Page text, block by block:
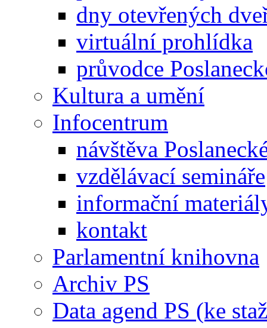
dny otevřených
virtuální prohlídka
průvodce
Kultura a umění
Infocentrum
návštěva
vzdělávací semináře
informační
kontakt
Parlamentní knihovna
Archiv PS
Data agend PS (ke